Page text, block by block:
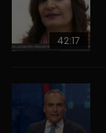
42:17